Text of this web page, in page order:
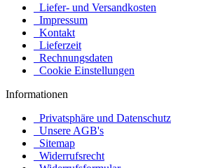
Liefer- und Versandkosten
Impressum
Kontakt
Lieferzeit
Rechnungsdaten
Cookie Einstellungen
Informationen
Privatsphäre und Datenschutz
Unsere AGB's
Sitemap
Widerrufsrecht